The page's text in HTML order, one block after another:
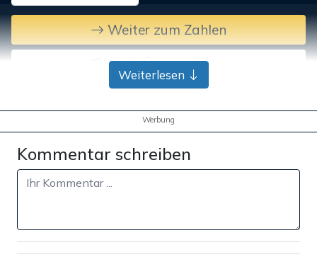
Weiter zum Zahlen
Bank-Überweisung
Weiterlesen
Werbung
Kommentar schreiben